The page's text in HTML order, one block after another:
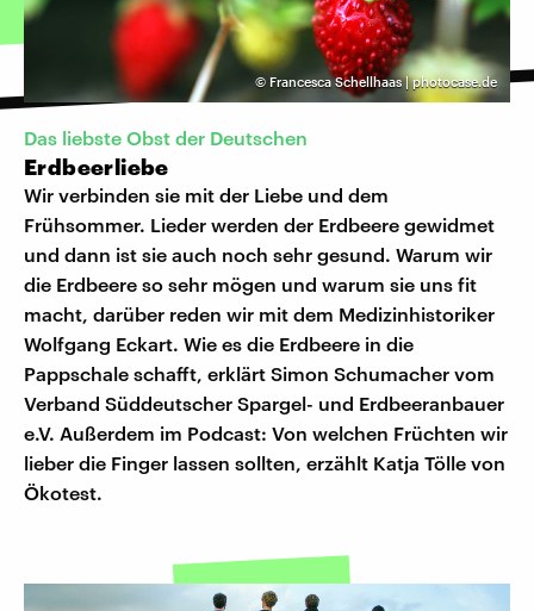
© Francesca Schellhaas | photocase.de
Das liebste Obst der Deutschen
Erdbeerliebe
Wir verbinden sie mit der Liebe und dem
Frühsommer. Lieder werden der Erdbeere gewidmet
und dann ist sie auch noch sehr gesund. Warum wir
die Erdbeere so sehr mögen und warum sie uns fit
macht, darüber reden wir mit dem Medizinhistoriker
Wolfgang Eckart. Wie es die Erdbeere in die
Pappschale schafft, erklärt Simon Schumacher vom
Verband Süddeutscher Spargel- und Erdbeeranbauer
e.V. Außerdem im Podcast: Von welchen Früchten wir
lieber die Finger lassen sollten, erzählt Katja Tölle von
Ökotest.